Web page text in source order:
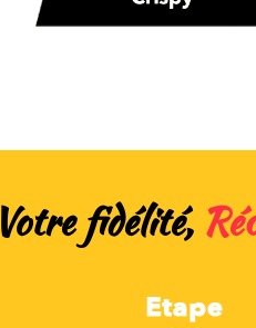
Votre fidélité,